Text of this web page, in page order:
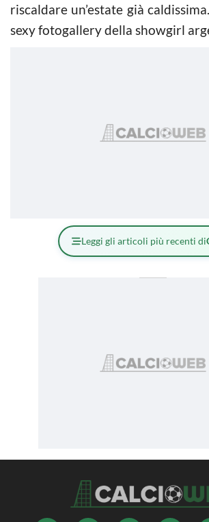
riscaldare un’estate già
sexy fotogallery della showgirl
Leggi gli articoli più recenti di